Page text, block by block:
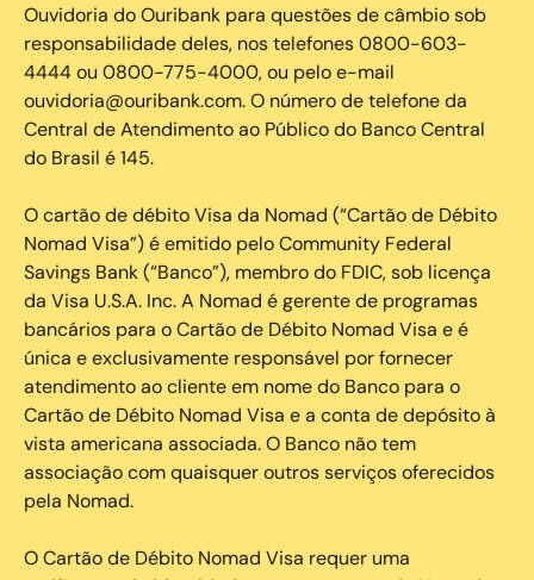
Ouvidoria do Ouribank para questões de câmbio sob
responsabilidade deles, nos telefones 0800-603-
4444 ou 0800-775-4000, ou pelo e-mail
ouvidoria@ouribank.com. O número de telefone da
Central de Atendimento ao Público do Banco Central
do Brasil é 145.
O cartão de débito Visa da Nomad (“Cartão de Débito
Nomad Visa”) é emitido pelo Community Federal
Savings Bank (“Banco”), membro do FDIC, sob licença
da Visa U.S.A. Inc. A Nomad é gerente de programas
bancários para o Cartão de Débito Nomad Visa e é
única e exclusivamente responsável por fornecer
atendimento ao cliente em nome do Banco para o
Cartão de Débito Nomad Visa e a conta de depósito à
vista americana associada. O Banco não tem
associação com quaisquer outros serviços oferecidos
pela Nomad.
O Cartão de Débito Nomad Visa requer uma